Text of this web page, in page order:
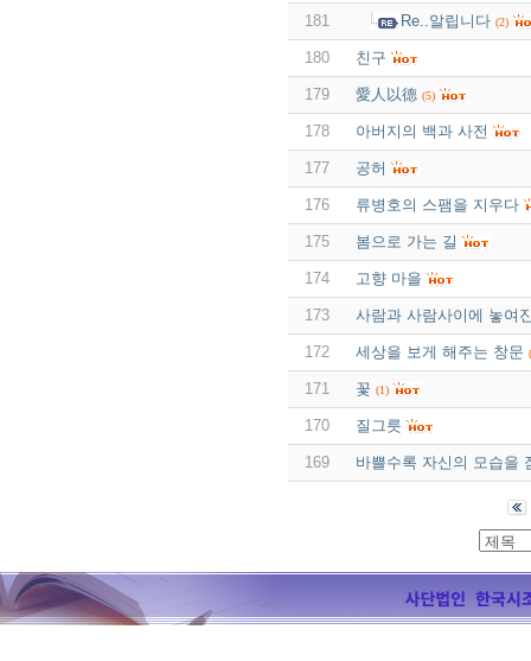
181
Re..알립니다 (2)
180 친구
179 愛人以德 (5)
178 아버지의 백과 사전
177 공허
176 류병호의 스팸을 지우다
175 봄으로 가는 길
174 고향 마을
173 사람과 사람사이에 놓여
172 세상을 보게 해주는 창문
171 꽃 (1)
170 질그릇
169 바쁠수록 자신의 모습을